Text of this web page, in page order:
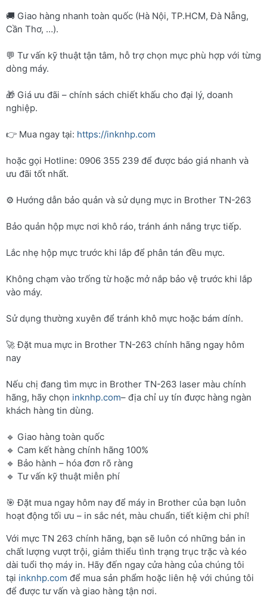
🚚 Giao hàng nhanh toàn quốc (Hà Nội, TP.HCM, Đà Nẵng,
Cần Thơ, …).
💬 Tư vấn kỹ thuật tận tâm, hỗ trợ chọn mực phù hợp với từng
dòng máy.
🎁 Giá ưu đãi – chính sách chiết khấu cho đại lý, doanh
nghiệp.
👉 Mua ngay tại: https://inknhp.com
hoặc gọi Hotline: 0906 355 239 để được báo giá nhanh và
ưu đãi tốt nhất.
⚙️ Hướng dẫn bảo quản và sử dụng mực in Brother TN-263
Bảo quản hộp mực nơi khô ráo, tránh ánh nắng trực tiếp.
Lắc nhẹ hộp mực trước khi lắp để phân tán đều mực.
Không chạm vào trống từ hoặc mở nắp bảo vệ trước khi lắp
vào máy.
Sử dụng thường xuyên để tránh khô mực hoặc bám dính.
🚀 Đặt mua mực in Brother TN-263 chính hãng ngay hôm
nay
Nếu chị đang tìm mực in Brother TN-263 laser màu chính
hãng, hãy chọn inknhp.com– địa chỉ uy tín được hàng ngàn
khách hàng tin dùng.
🔹 Giao hàng toàn quốc
🔹 Cam kết hàng chính hãng 100%
🔹 Bảo hành – hóa đơn rõ ràng
🔹 Tư vấn kỹ thuật miễn phí
🎯 Đặt mua ngay hôm nay để máy in Brother của bạn luôn
hoạt động tối ưu – in sắc nét, màu chuẩn, tiết kiệm chi phí!
Với mực TN 263 chính hãng, bạn sẽ luôn có những bản in
chất lượng vượt trội, giảm thiểu tình trạng trục trặc và kéo
dài tuổi thọ máy in. Hãy đến ngay cửa hàng của chúng tôi
tại inknhp.com để mua sản phẩm hoặc liên hệ với chúng tôi
để được tư vấn và giao hàng tận nơi.